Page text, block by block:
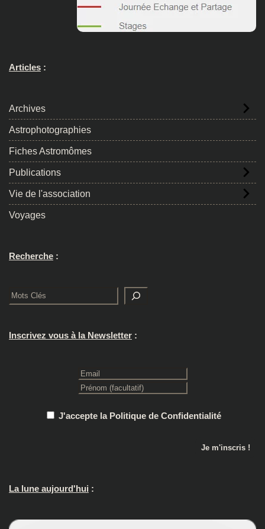
Articles :
Archives
Astrophotographies
Fiches Astromômes
Publications
Vie de l'association
Voyages
Recherche :
Rechercher
Inscrivez vous à la Newsletter :
J'accepte la Politique de Confidentialité
La lune aujourd'hui :